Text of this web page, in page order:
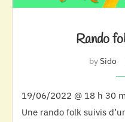
Rando
bySido
19/06/2022 @ 18 h 30
Une rando folk suivis